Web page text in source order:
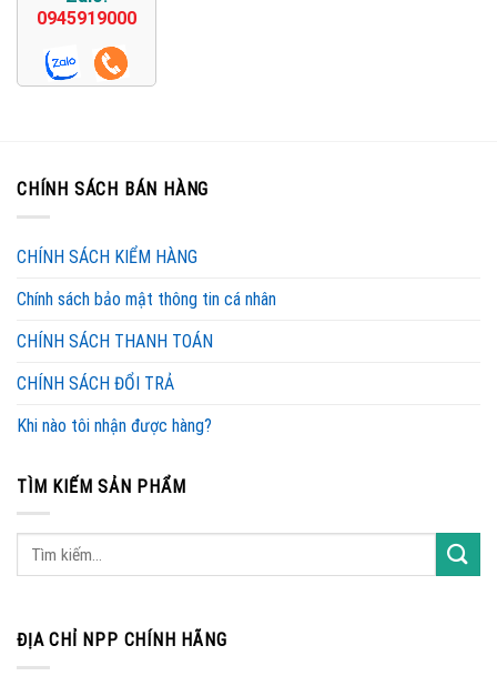
0945919000
CHÍNH SÁCH BÁN HÀNG
CHÍNH SÁCH KIỂM HÀNG
Chính sách bảo mật thông tin cá nhân
CHÍNH SÁCH THANH TOÁN
CHÍNH SÁCH ĐỔI TRẢ
Khi nào tôi nhận được hàng?
TÌM KIẾM SẢN PHẨM
ĐỊA CHỈ NPP CHÍNH HÃNG